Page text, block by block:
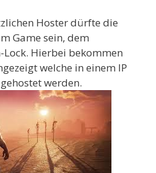
Hoster dürfte die
Game sein, dem
Lock. Hierbei bekommen
welche in einem IP
werden.